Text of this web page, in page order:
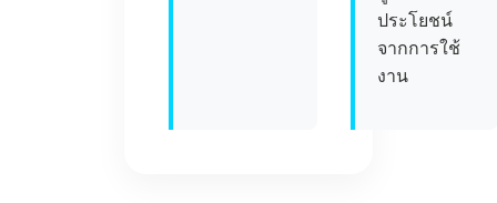
ประโยชน์
จากการใช้
งาน